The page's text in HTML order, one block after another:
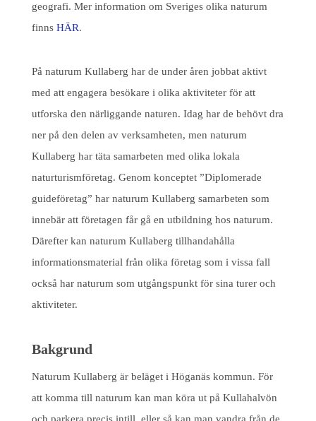
geografi. Mer information om Sveriges olika naturum
finns HÄR.
På naturum Kullaberg har de under åren jobbat aktivt
med att engagera besökare i olika aktiviteter för att
utforska den närliggande naturen. Idag har de behövt dra
ner på den delen av verksamheten, men naturum
Kullaberg har täta samarbeten med olika lokala
naturturismföretag. Genom konceptet ”Diplomerade
guideföretag” har naturum Kullaberg samarbeten som
innebär att företagen får gå en utbildning hos naturum.
Därefter kan naturum Kullaberg tillhandahålla
informationsmaterial från olika företag som i vissa fall
också har naturum som utgångspunkt för sina turer och
aktiviteter.
Bakgrund
Naturum Kullaberg är beläget i Höganäs kommun. För
att komma till naturum kan man köra ut på Kullahalvön